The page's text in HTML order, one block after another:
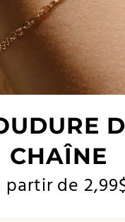
CHAÎNE
partir de